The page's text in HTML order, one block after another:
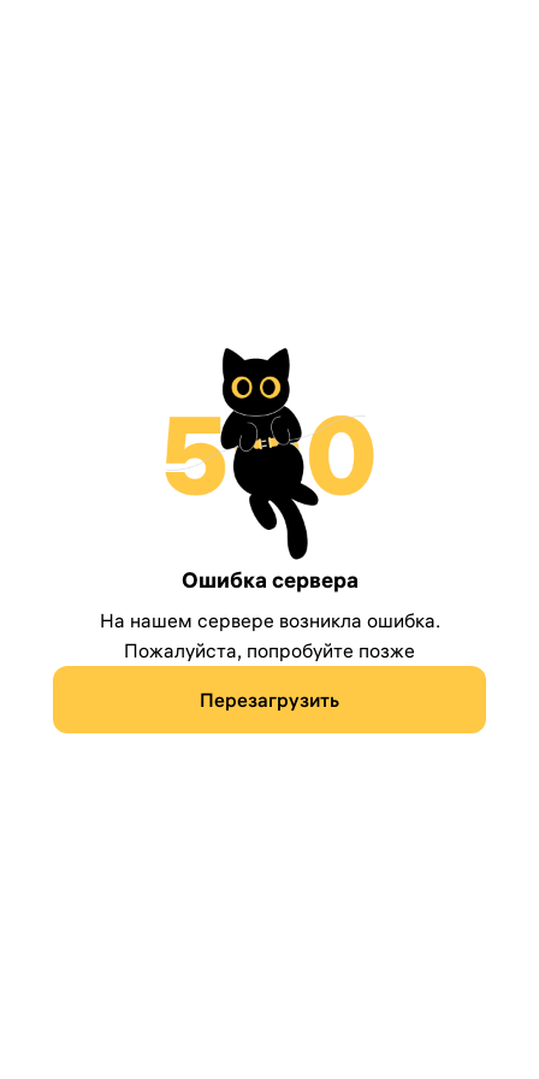
Ошибка сервера
На нашем сервере возникла ошибка.
Пожалуйста, попробуйте позже
Перезагрузить